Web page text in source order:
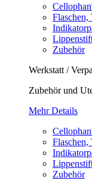
Flaschen,
Zubehör
Werkstatt /
Zubehör und
Mehr Details
Flaschen,
Zubehör